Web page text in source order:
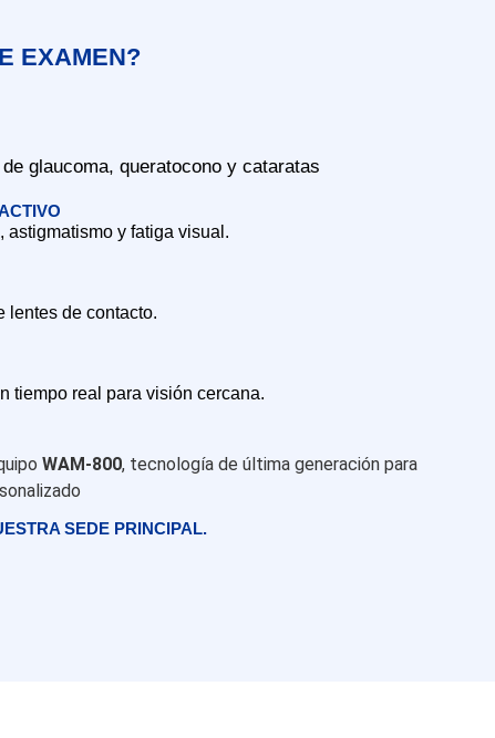
EXAMEN?
glaucoma, queratocono y cataratas
astigmatismo y fatiga visual.
lentes de contacto.
tiempo real para visión cercana.
WAM-800, tecnología de última generación para
SEDE PRINCIPAL.